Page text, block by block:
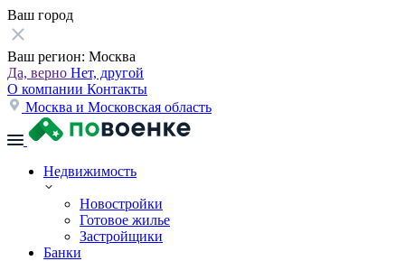
Ваш город
Ваш регион: Москва
Да, верно Нет, другой
О компании Контакты
Москва и Московская область
Недвижимость
Новостройки
Готовое жилье
Застройщики
Банки